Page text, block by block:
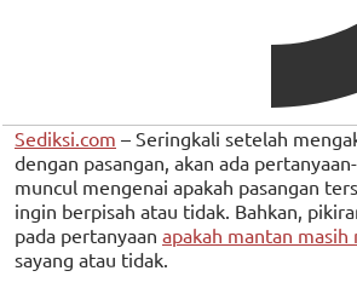
Sediksi.com – Seringkali setelah
dengan pasangan, akan ada
muncul mengenai apakah pasangan
ingin berpisah atau tidak. Bahkan,
pada pertanyaan apakah mantan
sayang atau tidak.